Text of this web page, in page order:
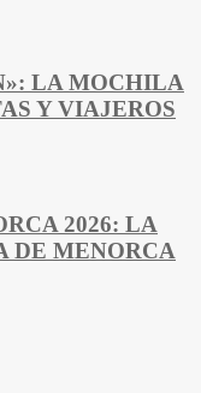
LA MOCHILA
Y VIAJEROS
2026: LA
DE MENORCA